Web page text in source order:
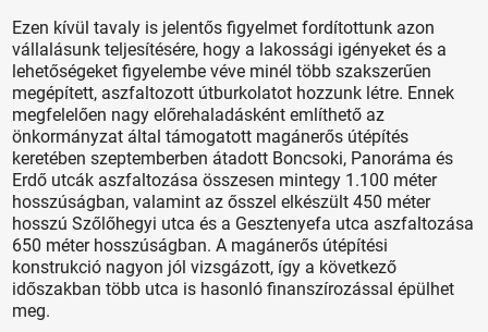
Ezen kívül tavaly is jelentős figyelmet fordítottunk azon
vállalásunk teljesítésére, hogy a lakossági igényeket és a
lehetőségeket figyelembe véve minél több szakszerűen
megépített, aszfaltozott útburkolatot hozzunk létre. Ennek
megfelelően nagy előrehaladásként említhető az
önkormányzat által támogatott magánerős útépítés
keretében szeptemberben átadott Boncsoki, Panoráma és
Erdő utcák aszfaltozása összesen mintegy 1.100 méter
hosszúságban, valamint az ősszel elkészült 450 méter
hosszú Szőlőhegyi utca és a Gesztenyefa utca aszfaltozása
650 méter hosszúságban. A magánerős útépítési
konstrukció nagyon jól vizsgázott, így a következő
időszakban több utca is hasonló finanszírozással épülhet
meg.